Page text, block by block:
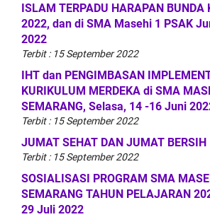
ISLAM TERPADU HARAPAN
2022, dan di SMA Masehi 1 PSAK
2022
Terbit : 15 September 2022
IHT dan PENGIMBASAN
KURIKULUM MERDEKA di SMA
SEMARANG, Selasa, 14 -16 Juni
Terbit : 15 September 2022
JUMAT SEHAT DAN JUMAT BERSIH
Terbit : 15 September 2022
SOSIALISASI PROGRAM SMA
SEMARANG TAHUN PELAJARAN
29 Juli 2022